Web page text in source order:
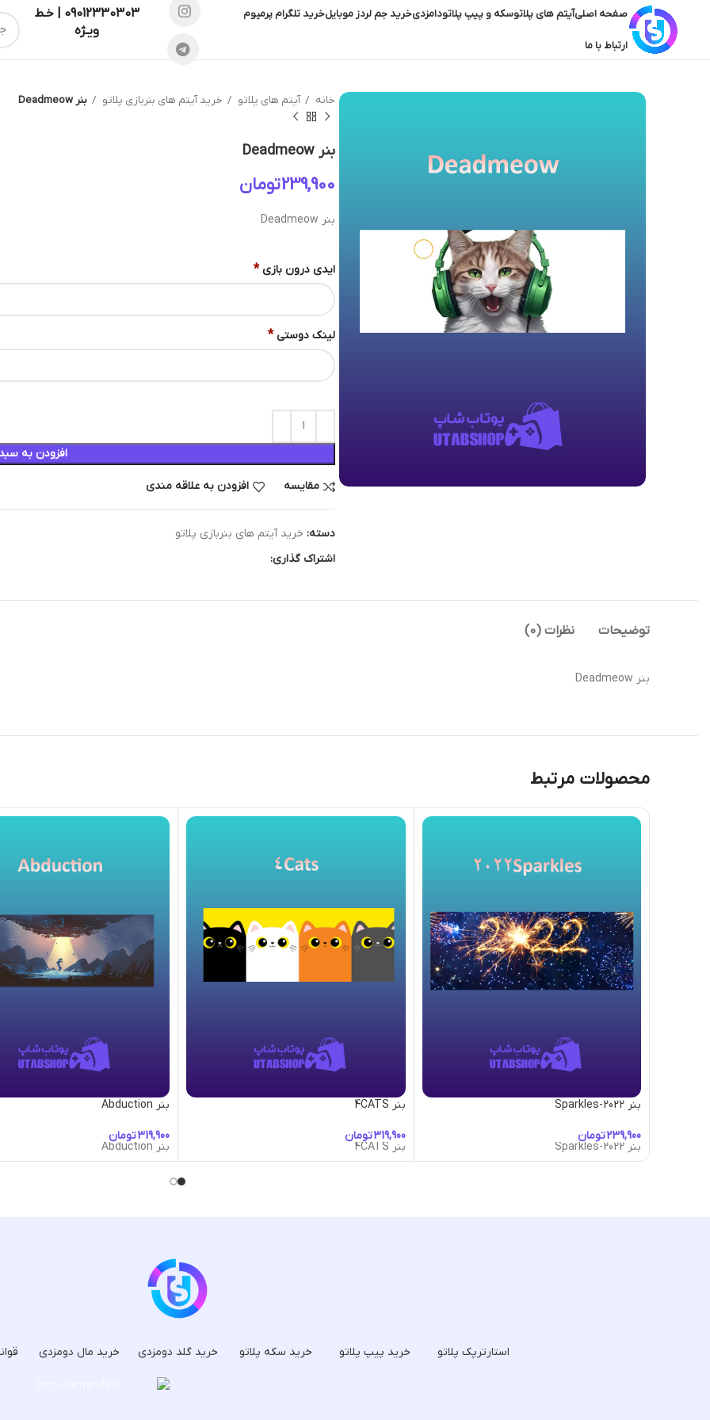
صفحه اصلیآیتم های پلاتوسکه و پیپ پلاتودامزدیخرید جم لردز موبایلخرید تلگرام پرمیوم
ارتباط با ما
09012330303 | خـط
ویـژه
خانه آیتم های پلاتو خرید آیتم های بنربازی پلاتو بنر Deadmeow
بنر Deadmeow
تومان
بنر Deadmeow
ایدی درون بازی *
لینک دوستی *
افزودن به
مقایسه افزودن به علاقه مندی
دسته: خرید آیتم های بنربازی پلاتو
اشتراک گذاری:
توضیحات نظرات (0)
بنر Deadmeow
محصولات مرتبط
بنر 2022-Sparkles
تومان
بنر 2022-Sparkles
بنر 4CATS
تومان
بنر 4CATS
بنر Abduction
تومان
بنر Abduction
استارترپک پلاتو خرید پیپ پلاتو خرید سکه پلاتو خرید گلد دومزدی خرید مال دومزدی